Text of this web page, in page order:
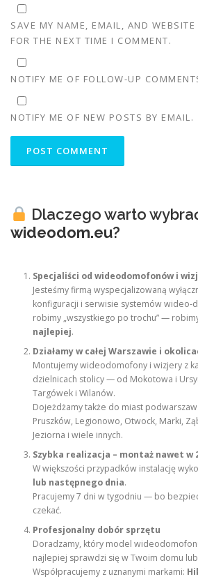
SAVE MY NAME, EMAIL, AND
FOR THE NEXT TIME I COMMENT.
NOTIFY ME OF FOLLOW-UP
NOTIFY ME OF NEW POSTS BY EMAIL.
Dlaczego warto
wideodom.eu?
Specjaliści od wideodomofonów i
Jesteśmy firmą wyspecjalizowaną
konfiguracji i serwisie systemów wideo-
robimy „wszystkiego po trochu” —
najlepiej.
Działamy w całej Warszawie i
Montujemy wideodomofony i wizjery z
dzielnicach stolicy — od Mokotowa i
Targówek i Wilanów.
Dojeżdżamy także do miast
Pruszków, Legionowo, Otwock, Marki,
Jeziorna i wiele innych.
Szybka realizacja – montaż nawet w
W większości przypadków instalację
lub następnego dnia.
Pracujemy 7 dni w tygodniu — bo
czekać.
Profesjonalny dobór sprzętu
Doradzamy, który model
najlepiej sprawdzi się w Twoim domu
Współpracujemy z uznanymi markami: